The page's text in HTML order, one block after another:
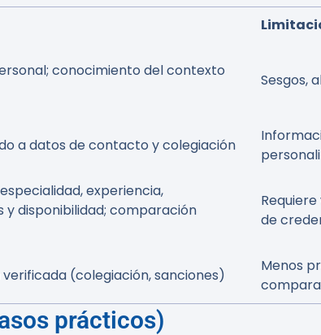
conocimiento del contexto
Sesgos,
a datos de contacto y colegiación
experiencia,
y disponibilidad; comparación
de
(colegiación, sanciones)
Menos
prácticos)